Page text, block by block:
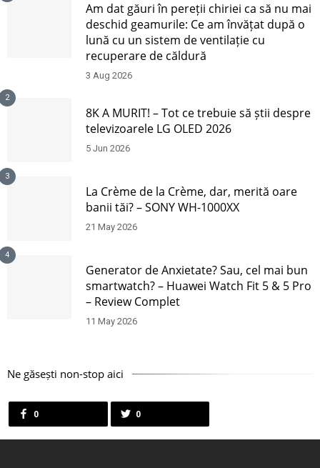
Am dat găuri în pereții chiriei ca să nu mai
deschid geamurile: Ce am învățat după o
lună cu un sistem de ventilație cu
recuperare de căldură
3 Aug 2026
2
8K A MURIT! – Tot ce trebuie să știi despre
televizoarele LG OLED 2026
5 Jun 2026
3
La Crème de la Crème, dar, merită oare
banii tăi? – SONY WH-1000XX
21 May 2026
4
Generator de Anxietate? Sau, cel mai bun
smartwatch? – Huawei Watch Fit 5 & 5 Pro
– Review Complet
11 May 2026
Ne găsești non-stop aici
0 0